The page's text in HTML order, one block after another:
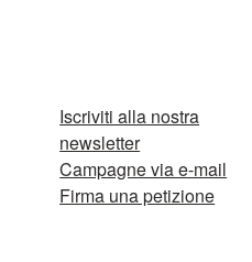
Iscriviti alla nostra
newsletter
Campagne via e-mail
Firma una petizione